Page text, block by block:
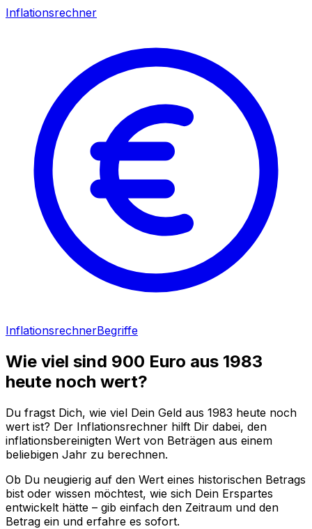
Inflationsrechner
InflationsrechnerBegriffe
Wie viel sind 900 Euro aus 1983
heute noch wert?
Du fragst Dich, wie viel Dein Geld aus 1983 heute noch
wert ist? Der Inflationsrechner hilft Dir dabei, den
inflationsbereinigten Wert von Beträgen aus einem
beliebigen Jahr zu berechnen.
Ob Du neugierig auf den Wert eines historischen Betrags
bist oder wissen möchtest, wie sich Dein Erspartes
entwickelt hätte – gib einfach den Zeitraum und den
Betrag ein und erfahre es sofort.